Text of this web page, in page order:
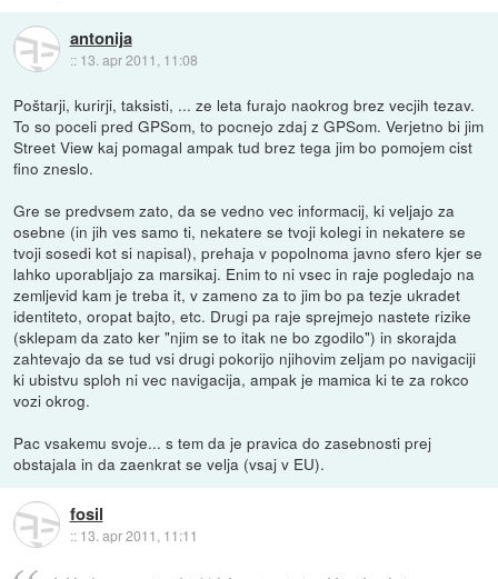
antonija
:: 13. apr 2011, 11:08
Poštarji, kurirji, taksisti, ... ze leta furajo naokrog brez vecjih tezav.
To so poceli pred GPSom, to pocnejo zdaj z GPSom. Verjetno bi jim
Street View kaj pomagal ampak tud brez tega jim bo pomojem cist
fino zneslo.
Gre se predvsem zato, da se vedno vec informacij, ki veljajo za
osebne (in jih ves samo ti, nekatere se tvoji kolegi in nekatere se
tvoji sosedi kot si napisal), prehaja v popolnoma javno sfero kjer se
lahko uporabljajo za marsikaj. Enim to ni vsec in raje pogledajo na
zemljevid kam je treba it, v zameno za to jim bo pa tezje ukradet
identiteto, oropat bajto, etc. Drugi pa raje sprejmejo nastete rizike
(sklepam da zato ker "njim se to itak ne bo zgodilo") in skorajda
zahtevajo da se tud vsi drugi pokorijo njihovim zeljam po navigaciji
ki ubistvu sploh ni vec navigacija, ampak je mamica ki te za rokco
vozi okrog.
Pac vsakemu svoje... s tem da je pravica do zasebnosti prej
obstajala in da zaenkrat se velja (vsaj v EU).
fosil
:: 13. apr 2011, 11:11